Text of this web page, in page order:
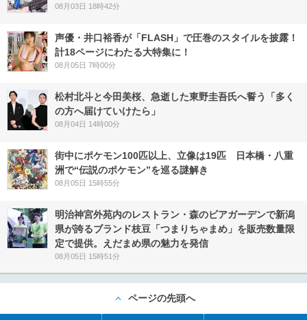
08月03日 18時42分
声優・井口裕香が「FLASH」で圧巻のスタイルを披露！
計18ページにわたる大特集に！
08月05日 7時00分
松村北斗と今田美桜、急逝した東野圭吾氏へ誓う「多く
の方へ届けていけたら」
08月04日 14時00分
街中にポケモン100匹以上、立像は19匹 日本橋・八重
洲で“伝説のポケモン”を巡る謎解き
08月05日 15時55分
明治神宮外苑内のレストラン・森のビアガーデンで新潟
県が誇るブランド枝豆「つまりちゃまめ」を販売数量限
定で提供。えだまめ県の魅力を発信
08月05日 15時51分
ページの先頭へ